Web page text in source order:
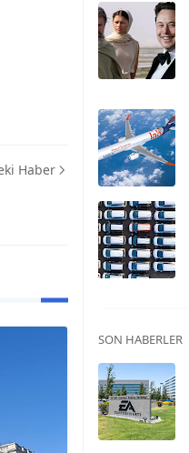
Haber
SON HABERLER